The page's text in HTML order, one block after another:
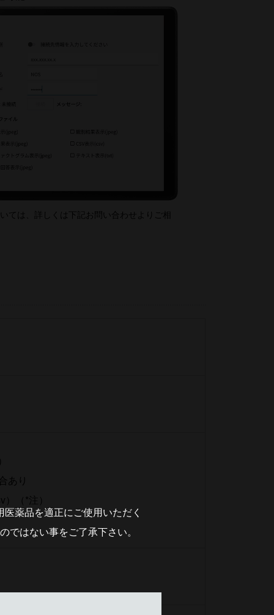
ては、詳しくは下記お問い合わせよりご相
あり
（*注）
薬品を適正にご使用いただく
はない事をご了承下さい。